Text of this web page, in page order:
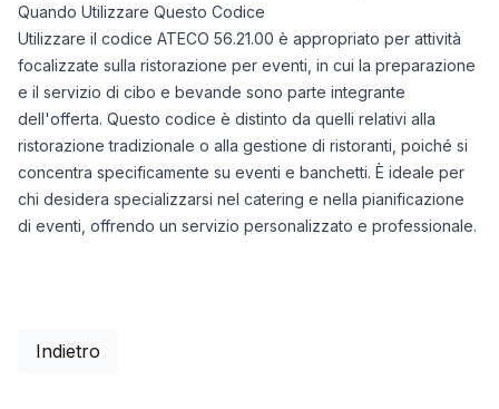
Quando Utilizzare Questo Codice
Utilizzare il codice ATECO 56.21.00 è appropriato per attività
focalizzate sulla ristorazione per eventi, in cui la preparazione
e il servizio di cibo e bevande sono parte integrante
dell'offerta. Questo codice è distinto da quelli relativi alla
ristorazione tradizionale o alla gestione di ristoranti, poiché si
concentra specificamente su eventi e banchetti. È ideale per
chi desidera specializzarsi nel catering e nella pianificazione
di eventi, offrendo un servizio personalizzato e professionale.
Indietro